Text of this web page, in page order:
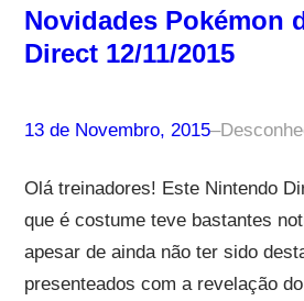
Novidades Pokémon
Direct 12/11/2015
13 de Novembro, 2015–
Olá treinadores! Este Nintendo
que é costume teve bastantes
apesar de ainda não ter sido
presenteados com a revelação